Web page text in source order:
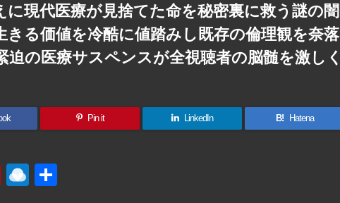
に現代医療が見捨てた命を秘密裏に救う謎の闇
きる価値を冷酷に値踏みし既存の倫理観を奈落
迫の医療サスペンスが全視聴者の脳髄を激しく
Pin it LinkedIn B! Hatena
Fl R